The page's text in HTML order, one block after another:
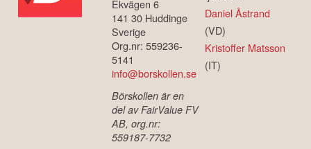
Ekvägen 6
141 30 Huddinge
Sverige
Org.nr: 559236-
5141
info@borskollen.se
Börskollen är en
del av FairValue FV
AB, org.nr:
559187-7732
Daniel Åstrand
(VD)
Kristoffer Matsson
(IT)